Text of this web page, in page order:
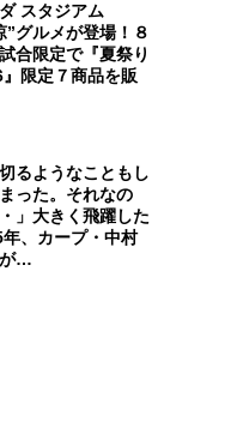
スタジアム
”グルメが登場！８
合限定で『夏祭り
限定７商品を販
切るようなこともし
った。それなの
」大きく飛躍した
、カープ・中村
…